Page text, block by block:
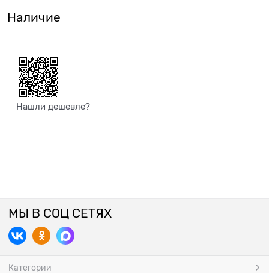
Наличие
Нашли дешевле?
МЫ В СОЦ СЕТЯХ
Категории